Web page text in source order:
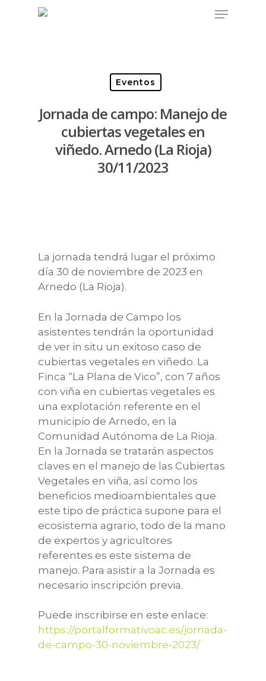
Eventos
Jornada de campo: Manejo de
cubiertas vegetales en
viñedo. Arnedo (La Rioja)
30/11/2023
La jornada tendrá lugar el próximo
día 30 de noviembre de 2023 en
Arnedo (La Rioja).
En la Jornada de Campo los
asistentes tendrán la oportunidad
de ver in situ un exitoso caso de
cubiertas vegetales en viñedo. La
Finca “La Plana de Vico”, con 7 años
con viña en cubiertas vegetales es
una explotación referente en el
municipio de Arnedo, en la
Comunidad Autónoma de La Rioja.
En la Jornada se tratarán aspectos
claves en el manejo de las Cubiertas
Vegetales en viña, así como los
beneficios medioambientales que
este tipo de práctica supone para el
ecosistema agrario, todo de la mano
de expertos y agricultores
referentes es este sistema de
manejo. Para asistir a la Jornada es
necesario inscripción previa.
Puede inscribirse en este enlace:
https://portalformativoac.es/jornada-
de-campo-30-noviembre-2023/